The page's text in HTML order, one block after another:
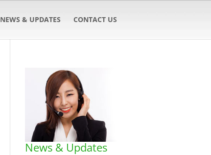
NEWS & UPDATES CONTACT US
News & Updates